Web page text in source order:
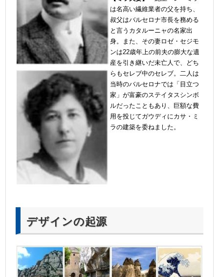
は名高い繊維業者の父を持ち、
叔父はバルセロナ市長を務める
と言うカタルーニャの名家出
身。また、その妻ロゼ・セジモ
ンは22歳年上の前夫の膨大な遺
産を引き継いだ未亡人で、どち
らもセレブ中のセレブ。二人は
当時のバルセロナでは「目立つ
家」が富豪のステイタスシンボ
ルだったこともあり、巨額な費
用を投じてガウディにカサ・ミ
ラの建築を委ねました。
デザインの起源